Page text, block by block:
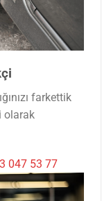
farkettik
olarak
047 53 77